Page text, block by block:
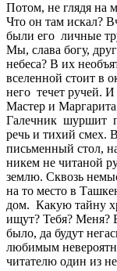
Потом, не глядя на
Что он там искал?
были его личные
Мы, слава богу,
небеса? В их
вселенной стоит в
него течет ручей.
Мастер и
Галечник шуршит
речь и тихий смех.
письменный стол,
никем не читаной
землю. Сквозь
на то место в
дом. Какую тайну
ищут? Тебя? Меня?
было, да будут
любимым
читателю один из